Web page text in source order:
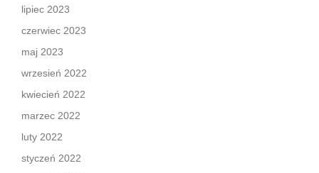
lipiec 2023
czerwiec 2023
maj 2023
wrzesień 2022
kwiecień 2022
marzec 2022
luty 2022
styczeń 2022